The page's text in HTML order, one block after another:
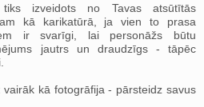
izveidots no Tavas atsūtītās
kā karikatūrā, ja vien to prasa
ir svarīgi, lai personāžs būtu
jautrs un draudzīgs - tāpēc
kā fotogrāfija - pārsteidz savus